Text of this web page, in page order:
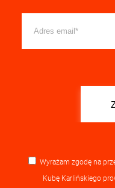
Wyrażam zgodę na
Kubę Karlińskiego